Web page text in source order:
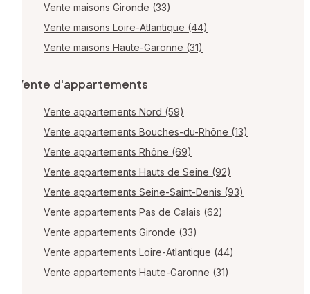
Vente maisons Gironde (33)
Vente maisons Loire-Atlantique (44)
Vente maisons Haute-Garonne (31)
Vente d'appartements
Vente appartements Nord (59)
Vente appartements Bouches-du-Rhône (13)
Vente appartements Rhône (69)
Vente appartements Hauts de Seine (92)
Vente appartements Seine-Saint-Denis (93)
Vente appartements Pas de Calais (62)
Vente appartements Gironde (33)
Vente appartements Loire-Atlantique (44)
Vente appartements Haute-Garonne (31)